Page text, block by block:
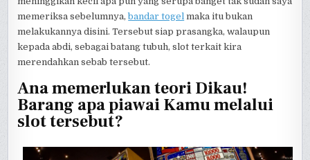
memeriksa sebelumnya,bandar togel maka itu bukan
melakukannya disini. Tersebut siap prasangka, walaupun
kepada abdi, sebagai batang tubuh, slot terkait kira
merendahkan sebab tersebut.
Ana memerlukan teori Dikau!
Barang apa piawai Kamu melalui
slot tersebut?